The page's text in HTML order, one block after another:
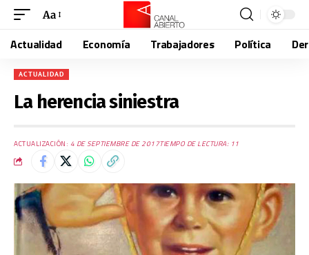
Aa
Actualidad Economía Trabajadores Política
ACTUALIDAD
La herencia siniestra
ACTUALIZACIÓN: 4 DE SEPTIEMBRE DE 2017TIEMPO DE LECTURA: 11